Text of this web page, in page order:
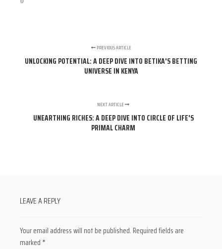
PREVIOUS ARTICLE
UNLOCKING POTENTIAL: A DEEP DIVE INTO BETIKA'S BETTING
UNIVERSE IN KENYA
NEXT ARTICLE
UNEARTHING RICHES: A DEEP DIVE INTO CIRCLE OF LIFE'S
PRIMAL CHARM
LEAVE A REPLY
Your email address will not be published. Required fields are
marked *